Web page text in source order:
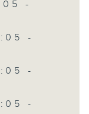
-
-
-
-